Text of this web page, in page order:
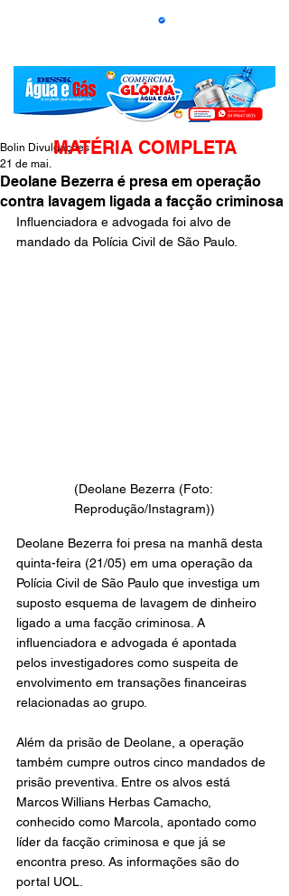
Deolane Bezerra é presa em operação
contra lavagem ligada a facção criminosa
Bolin Divulgações
21 de mai.
Influenciadora e advogada foi alvo de
mandado da Polícia Civil de São Paulo.
(Deolane Bezerra (Foto:
Reprodução/Instagram))
Deolane Bezerra foi presa na manhã desta
quinta-feira (21/05) em uma operação da
Polícia Civil de São Paulo que investiga um
suposto esquema de lavagem de dinheiro
ligado a uma facção criminosa. A
influenciadora e advogada é apontada
pelos investigadores como suspeita de
envolvimento em transações financeiras
relacionadas ao grupo.
Além da prisão de Deolane, a operação
também cumpre outros cinco mandados de
prisão preventiva. Entre os alvos está
Marcos Willians Herbas Camacho,
conhecido como Marcola, apontado como
líder da facção criminosa e que já se
encontra preso. As informações são do
portal UOL.
MATÉRIA COMPLETA